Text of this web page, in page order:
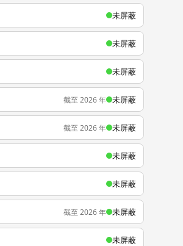
未屏蔽
未屏蔽
未屏蔽
截至 2026 年 未屏蔽
截至 2026 年 未屏蔽
未屏蔽
未屏蔽
截至 2026 年 未屏蔽
未屏蔽